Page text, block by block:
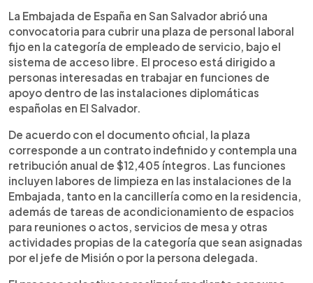
► Escuchar artículo
La Embajada de España en San Salvador abrió una
convocatoria para contratar una plaza fija de
empleado de servicio bajo el sistema de acceso
libre. El puesto tendrá contrato indefinido, una
retribución anual de $12,405 íntegros y funciones
de limpieza, apoyo en reuniones, servicio de mesa
y acondicionamiento de espacios. El proceso
será por concurso-oposición, con una prueba
práctica y valoración de méritos. Las solicitudes
pueden presentarse en la sede diplomática o por
vía telemática dentro del plazo establecido. La
persona seleccionada cumplirá un período de
prueba de un mes y el contrato se regirá por la
legislación laboral salvadoreña.
La Embajada de España en San Salvador abrió una
convocatoria para cubrir una plaza de personal laboral
fijo en la categoría de empleado de servicio, bajo el
sistema de acceso libre. El proceso está dirigido a
personas interesadas en trabajar en funciones de
apoyo dentro de las instalaciones diplomáticas
españolas en El Salvador.
De acuerdo con el documento oficial, la plaza
corresponde a un contrato indefinido y contempla una
retribución anual de $12,405 íntegros. Las funciones
incluyen labores de limpieza en las instalaciones de la
Embajada, tanto en la cancillería como en la residencia,
además de tareas de acondicionamiento de espacios
para reuniones o actos, servicios de mesa y otras
actividades propias de la categoría que sean asignadas
por el jefe de Misión o por la persona delegada.